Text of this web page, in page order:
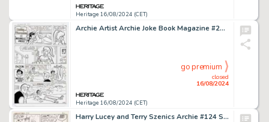
Heritage 16/08/2024 (CET)
Archie Artist Archie Joke Book Magazine #286 Complete 1-Page Story Original Art (Archie, 1982).
Heritage 16/08/2024 (CET)
closed
16/08/2024
go premium
Harry Lucey and Terry Szenics Archie #124 Story Page 2 Original Art (Archie, 1961).